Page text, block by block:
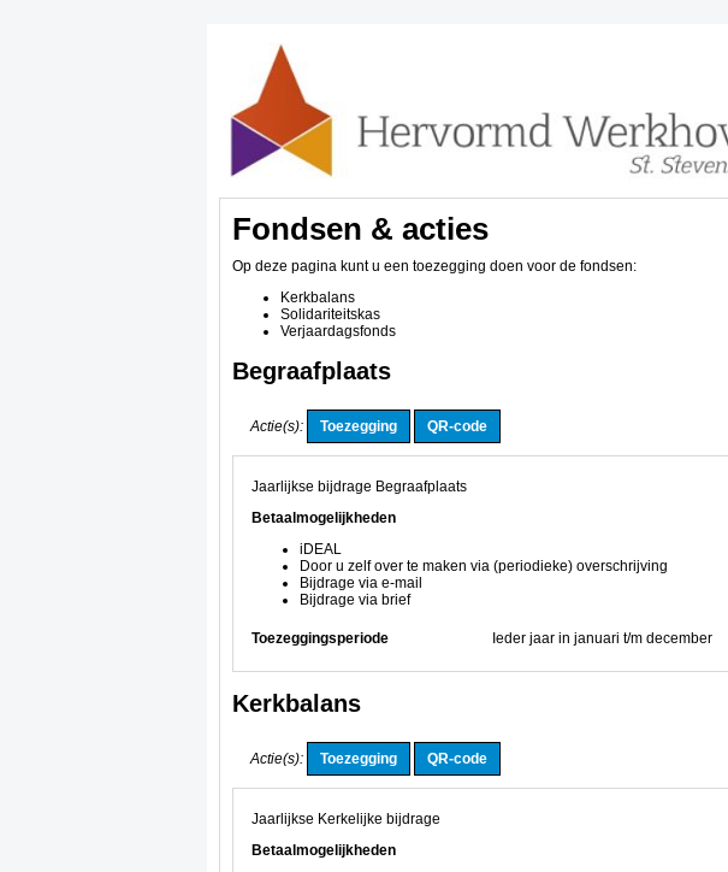
Fondsen & acties
Op deze pagina kunt u een toezegging doen voor de fondsen:
Kerkbalans
Solidariteitskas
Verjaardagsfonds
Begraafplaats
Actie(s):
Jaarlijkse bijdrage Begraafplaats
Betaalmogelijkheden
iDEAL
Door u zelf over te maken via (periodieke) overschrijving
Bijdrage via e-mail
Bijdrage via brief
Toezeggingsperiode Ieder jaar in januari t/m december
Kerkbalans
Actie(s):
Jaarlijkse Kerkelijke bijdrage
Betaalmogelijkheden